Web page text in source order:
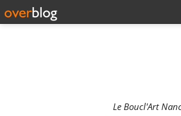
Le Boucl'Art